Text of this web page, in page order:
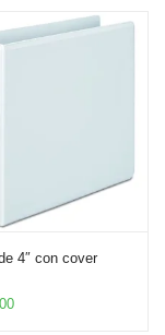
4″ con cover